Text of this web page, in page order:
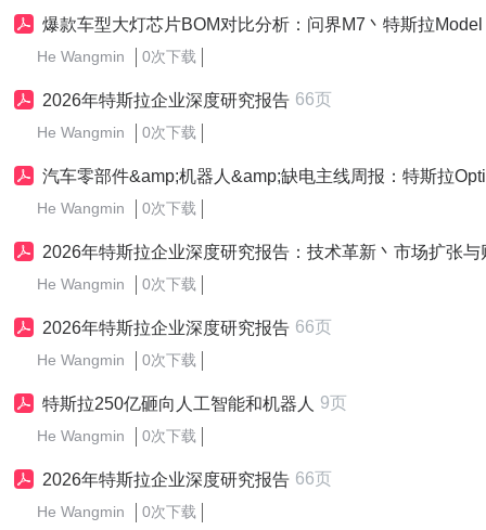
爆款车型大灯芯片BOM对比分析：问界M7丶特斯拉Model 3丶小米YU7丶小米SU7等-2026-04-
He Wangmin 0次下载
2026年特斯拉企业深度研究报告 66页
He Wangmin 0次下载
汽车零部件&amp;机器人&amp;缺电主线周报：特斯拉Optimus V3将于年中亮相，Meta启动全新数据中
He Wangmin 0次下载
2026年特斯拉企业深度研究报告：技术革新丶市场扩张与财务前
He Wangmin 0次下载
2026年特斯拉企业深度研究报告 66页
He Wangmin 0次下载
特斯拉250亿砸向人工智能和机器人 9页
He Wangmin 0次下载
2026年特斯拉企业深度研究报告 66页
He Wangmin 0次下载